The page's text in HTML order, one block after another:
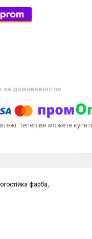
за домовленістю
Тепер ви можете
фарба,